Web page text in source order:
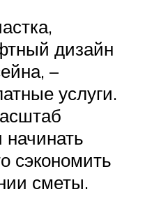
дизайн
–
услуги.
сэкономить
сметы.